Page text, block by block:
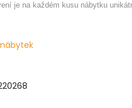
je na každém kusu nábytku